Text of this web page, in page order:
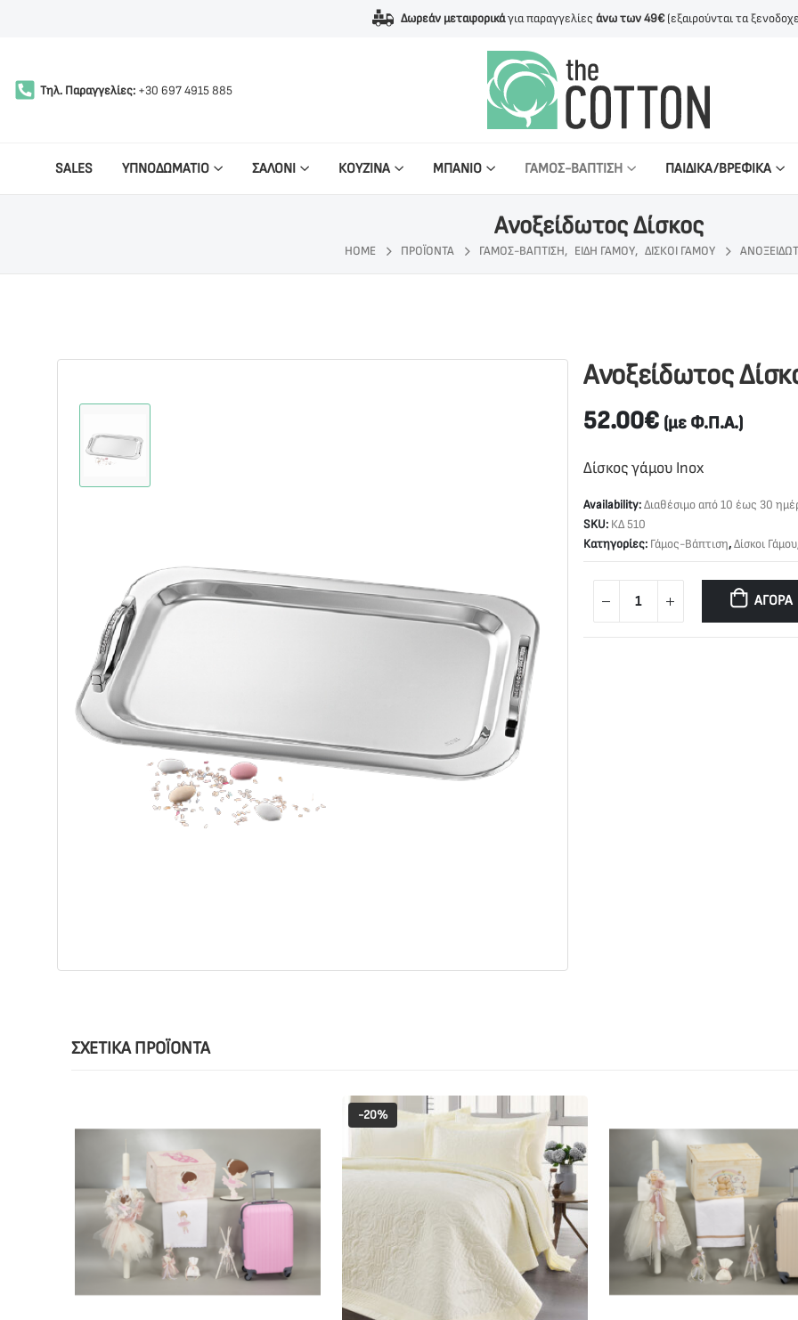
Δωρεάν μεταφορικάγια παραγγελίες άνω των 49€(εξαιρούνται τα
Τηλ. Παραγγελίες: +30 697 4915 885
SALES ΥΠΝΟΔΩΜΑΤΙΟ ΣΑΛΟΝΙ ΚΟΥΖΙΝΑ ΜΠΑΝΙΟ ΓΑΜΟΣ-ΒΑΠΤΙΣΗ ΠΑΙΔΙΚΑ/ΒΡΕΦΙΚΑ
Ανοξείδωτος Δίσκος
HOME ΠΡΟΪΌΝΤΑ ΓΆΜΟΣ-ΒΆΠΤΙΣΗ, ΕΊΔΗ ΓΆΜΟΥ, ΔΊΣΚΟΙ ΓΆΜΟΥ
Ανοξείδωτος
52.00€ (με Φ.Π.Α.)
Δίσκος γάμου Inox
Availability:Διαθέσιμο από 10 έως 30
SKU: ΚΔ 510
Κατηγορίες: Γάμος-Βάπτιση,Δίσκοι Γάμου
ΑΓΟΡΆ
ΣΧΕΤΙΚΆ ΠΡΟΪΌΝΤΑ
-20%